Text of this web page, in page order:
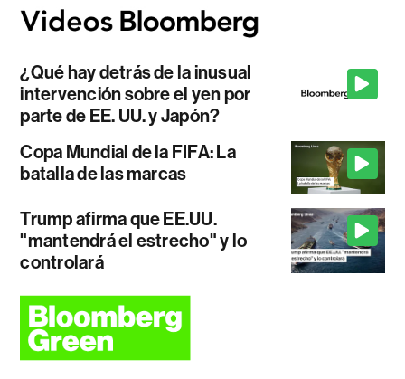
¿Qué hay detrás de la inusual
intervención sobre el yen por
parte de EE. UU. y Japón?
Copa Mundial de la FIFA: La
batalla de las marcas
Trump afirma que EE.UU.
"mantendrá el estrecho" y lo
controlará